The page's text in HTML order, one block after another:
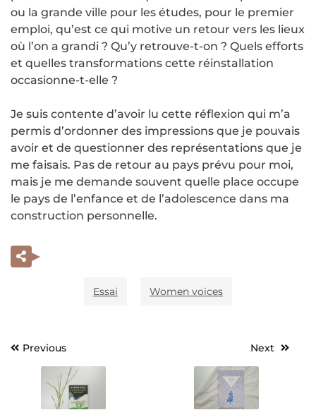
ou la grande ville pour les études, pour le premier
emploi, qu’est ce qui motive un retour vers les lieux
où l’on a grandi ? Qu’y retrouve-t-on ? Quels efforts
et quelles transformations cette réinstallation
occasionne-t-elle ?
Je suis contente d’avoir lu cette réflexion qui m’a
permis d’ordonner des impressions que je pouvais
avoir et de questionner des représentations que je
me faisais. Pas de retour au pays prévu pour moi,
mais je me demande souvent quelle place occupe
le pays de l’enfance et de l’adolescence dans ma
construction personnelle.
Essai Women voices
Navigation
l’article
Previous Next